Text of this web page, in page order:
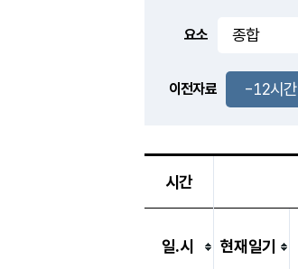
-
요소
이전자료 -12시간
시간
일.시 현재일기